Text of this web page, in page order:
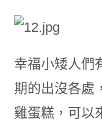
幸福小矮人們
期的出沒各處
雞蛋糕，可以